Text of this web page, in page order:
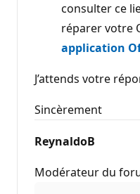
consulter ce
réparer votre
application
J’attends votre
Sincèrement
ReynaldoB
Modérateur du